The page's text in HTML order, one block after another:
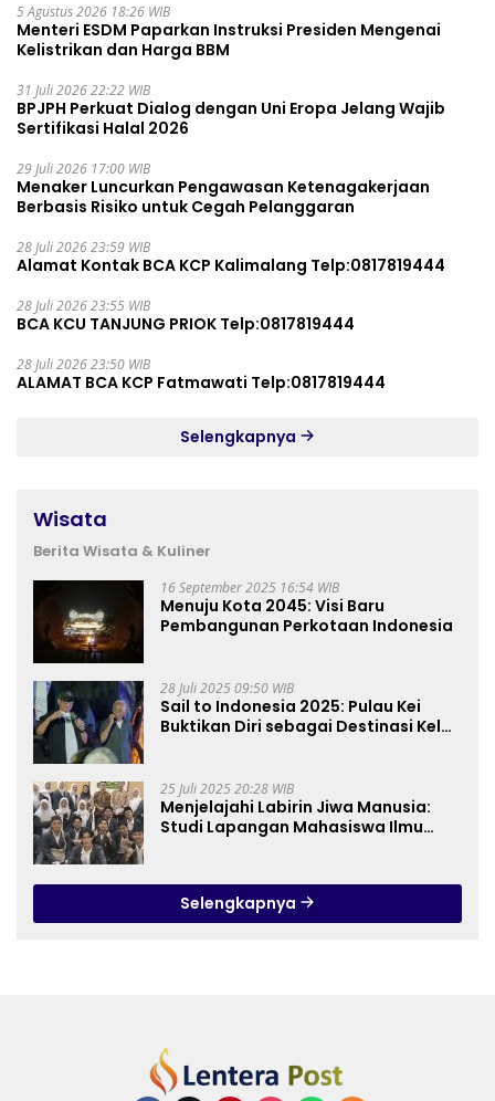
5 Agustus 2026 18:26 WIB
Menteri ESDM Paparkan Instruksi Presiden Mengenai
Kelistrikan dan Harga BBM
31 Juli 2026 22:22 WIB
BPJPH Perkuat Dialog dengan Uni Eropa Jelang Wajib
Sertifikasi Halal 2026
29 Juli 2026 17:00 WIB
Menaker Luncurkan Pengawasan Ketenagakerjaan
Berbasis Risiko untuk Cegah Pelanggaran
28 Juli 2026 23:59 WIB
Alamat Kontak BCA KCP Kalimalang Telp:0817819444
28 Juli 2026 23:55 WIB
BCA KCU TANJUNG PRIOK Telp:0817819444
28 Juli 2026 23:50 WIB
ALAMAT BCA KCP Fatmawati Telp:0817819444
Selengkapnya
Wisata
Berita Wisata & Kuliner
16 September 2025 16:54 WIB
Menuju Kota 2045: Visi Baru
Pembangunan Perkotaan Indonesia
28 Juli 2025 09:50 WIB
Sail to Indonesia 2025: Pulau Kei
Buktikan Diri sebagai Destinasi Kelas
25 Juli 2025 20:28 WIB
Menjelajahi Labirin Jiwa Manusia:
Studi Lapangan Mahasiswa Ilmu
Selengkapnya